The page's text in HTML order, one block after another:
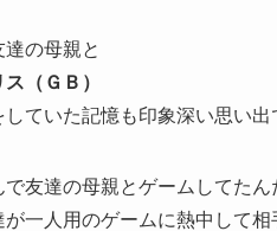
達の母親と
ス（ＧＢ）
ていた記憶も印象深い思い出
で友達の母親とゲームしてたん
が一人用のゲームに熱中して相